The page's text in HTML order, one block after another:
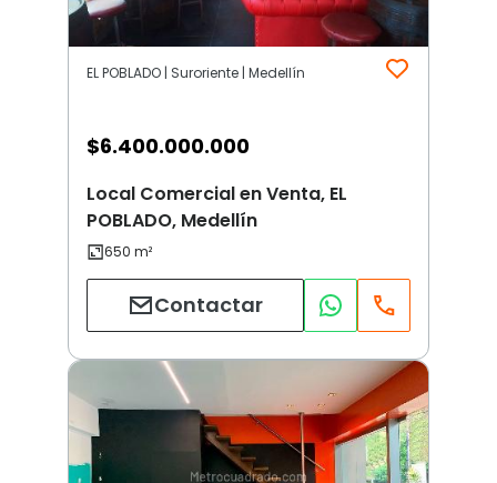
EL POBLADO | Suroriente | Medellín
$6.400.000.000
Local Comercial en Venta, EL
POBLADO, Medellín
Contactar